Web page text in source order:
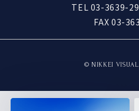
TEL 03-3639-
FAX 03-
© NIKKEI VISUAL